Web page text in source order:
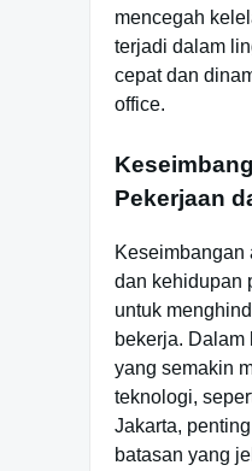
mencegah
terjadi dalam
cepat dan
office.
Pekerjaan
Keseimbangan
dan kehidupan
untuk
bekerja. Dalam
yang semakin
teknologi,
Jakarta,
batasan yang